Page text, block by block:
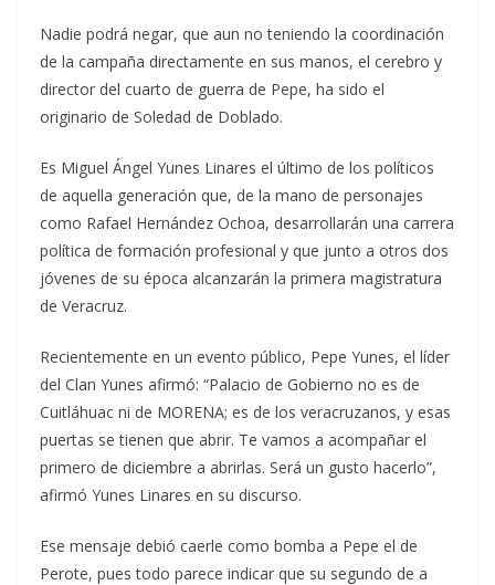
Nadie podrá negar, que aun no teniendo la coordinación
de la campaña directamente en sus manos, el cerebro y
director del cuarto de guerra de Pepe, ha sido el
originario de Soledad de Doblado.
Es Miguel Ángel Yunes Linares el último de los políticos
de aquella generación que, de la mano de personajes
como Rafael Hernández Ochoa, desarrollarán una carrera
política de formación profesional y que junto a otros dos
jóvenes de su época alcanzarán la primera magistratura
de Veracruz.
Recientemente en un evento público, Pepe Yunes, el líder
del Clan Yunes afirmó: “Palacio de Gobierno no es de
Cuitláhuac ni de MORENA; es de los veracruzanos, y esas
puertas se tienen que abrir. Te vamos a acompañar el
primero de diciembre a abrirlas. Será un gusto hacerlo”,
afirmó Yunes Linares en su discurso.
Ese mensaje debió caerle como bomba a Pepe el de
Perote, pues todo parece indicar que su segundo de a